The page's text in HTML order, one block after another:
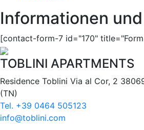
Informationen
[contact-form-7 id="170" title="Form
TOBLINI APARTMENTS
Residence Toblini Via al Cor, 2
(TN)
Tel. +39 0464 505123
info@toblini.com